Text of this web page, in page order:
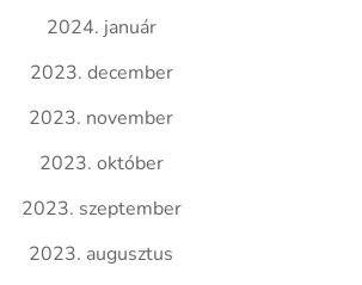
2024. január
2023. december
2023. november
2023. október
2023. szeptember
2023. augusztus